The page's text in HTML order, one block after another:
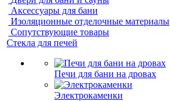
Аксессуары для бани
Изоляционные отделочные материалы
Сопутствующие товары
Стекла для печей
Печи для бани на дровах
Электрокаменки